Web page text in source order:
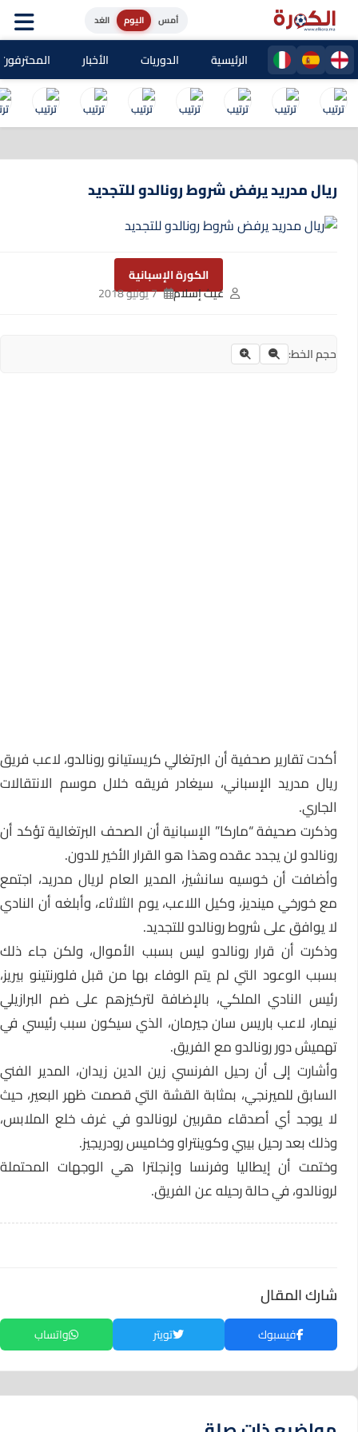
اليوم الغد
الرئيسية الدوريات الأخبار المحترفون
ريال مدريد يرفض شروط رونالدو للتجديد
الكورة الإسبانية
غيث إسلام
7 يونيو 2018
حجم الخط:
أكدت تقارير صحفية أن البرتغالي كريستيانو رونالدو، لاعب فريق
ريال مدريد الإسباني، سيغادر فريقه خلال موسم الانتقالات
الجاري.
وذكرت صحيفة “ماركا” الإسبانية أن الصحف البرتغالية تؤكد أن
رونالدو لن يجدد عقده وهذا هو القرار الأخير للدون.
وأضافت أن خوسيه سانشيز، المدير العام لريال مدريد، اجتمع
مع خورخي مينديز، وكيل اللاعب، يوم الثلاثاء، وأبلغه أن النادي
لا يوافق على شروط رونالدو للتجديد.
وذكرت أن قرار رونالدو ليس بسبب الأموال، ولكن جاء ذلك
بسبب الوعود التي لم يتم الوفاء بها من قبل فلورنتينو بيريز،
رئيس النادي الملكي، بالإضافة لتركيزهم على ضم البرازيلي
نيمار، لاعب باريس سان جيرمان، الذي سيكون سبب رئيسي في
تهميش دور رونالدو مع الفريق.
وأشارت إلى أن رحيل الفرنسي زين الدين زيدان، المدير الفني
السابق للميرنجي، بمثابة القشة التي قصمت ظهر البعير، حيث
لا يوجد أي أصدقاء مقربين لرونالدو في غرف خلع الملابس،
وذلك بعد رحيل بيبي وكوينتراو وخاميس رودريجيز.
وختمت أن إيطاليا وفرنسا وإنجلترا هي الوجهات المحتملة
لرونالدو، في حالة رحيله عن الفريق.
شارك المقال
فيسبوك تويتر واتساب